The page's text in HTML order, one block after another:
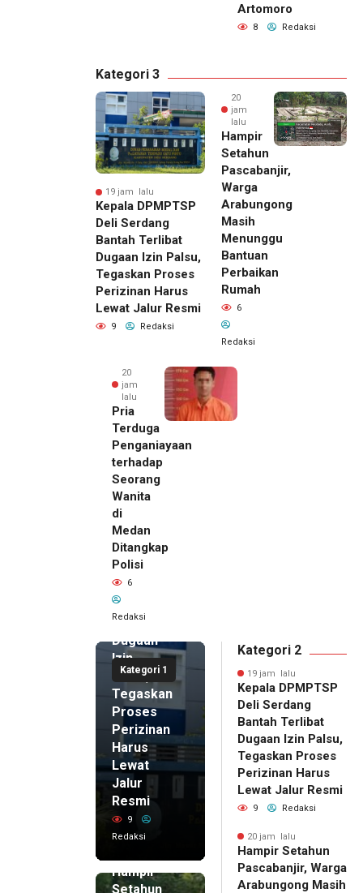
Artomoro
8 Redaksi
Kategori 3
19 jam lalu
Kepala DPMPTSP
Deli Serdang
Bantah Terlibat
Dugaan Izin Palsu,
Tegaskan Proses
Perizinan Harus
Lewat Jalur Resmi
9 Redaksi
20
jam
lalu
Hampir
Setahun
Pascabanjir,
Warga
Arabungong
Masih
Menunggu
Bantuan
Perbaikan
Rumah
6
Redaksi
20
jam
lalu
Pria
Terduga
Penganiayaan
terhadap
Seorang
Wanita
di
Medan
Ditangkap
Polisi
6
Redaksi
Kategori 1
19 jam lalu
Kepala
DPMPTSP
Deli
Serdang
Bantah
Terlibat
Dugaan
Izin
Palsu,
Tegaskan
Proses
Perizinan
Harus
Lewat
Jalur
Resmi
9
Redaksi
Hampir
Setahun
Kategori 2
19 jam lalu
Kepala DPMPTSP
Deli Serdang
Bantah Terlibat
Dugaan Izin Palsu,
Tegaskan Proses
Perizinan Harus
Lewat Jalur Resmi
9 Redaksi
20 jam lalu
Hampir Setahun
Pascabanjir, Warga
Arabungong Masih